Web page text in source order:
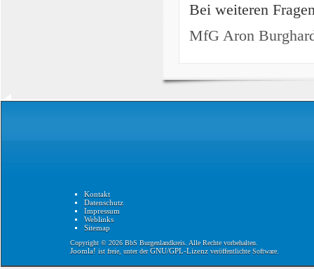
Bei weiteren
MfG Aron
Kontakt
Datenschutz
Impressum
Weblinks
Sitemap
Copyright © 2026 BbS Burgenlandkreis. Alle Rechte vorbehalten.
Joomla! ist freie, unter derGNU/GPL-Lizenzveröffentlichte Software.